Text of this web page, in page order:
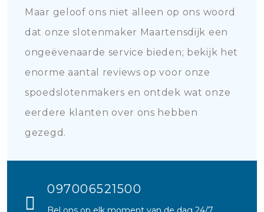
Maar geloof ons niet alleen op ons woord
dat onze slotenmaker Maartensdijk een
ongeëvenaarde service bieden; bekijk het
enorme aantal reviews op voor onze
spoedslotenmakers en ontdek wat onze
eerdere klanten over ons hebben
gezegd.
097006521500